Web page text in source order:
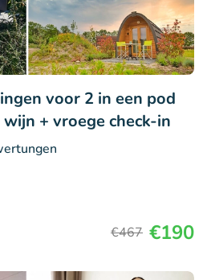
voor 2 in een pod
+ vroege check-in
€467 €190